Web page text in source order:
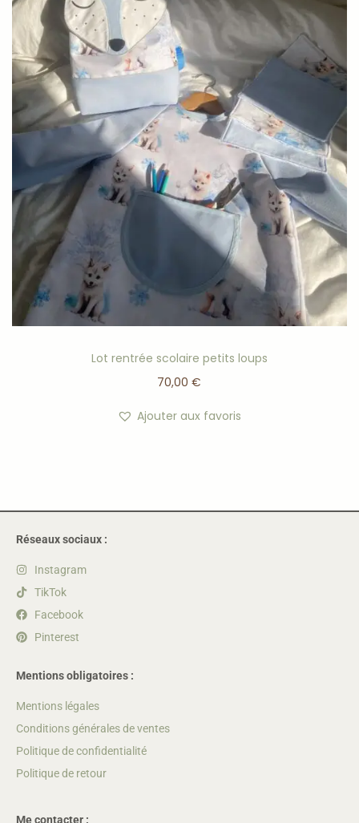
Lot rentrée scolaire petits loups
70,00€
Ajouter aux favoris
Réseaux sociaux :
Instagram
TikTok
Facebook
Pinterest
Mentions obligatoires :
Mentions légales
Conditions générales de ventes
Politique de confidentialité
Politique de retour
Me contacter :